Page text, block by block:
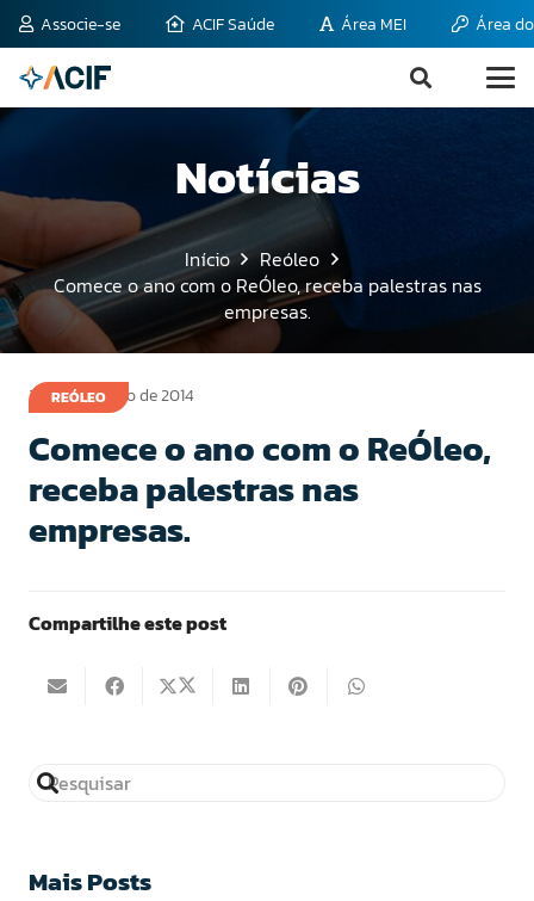
Associe-se ACIF Saúde Área MEI Área
Notícias
Início
Reóleo
Comece o ano com o ReÓleo, receba palestras nas
empresas.
REÓLEO
28 de fevereiro de 2014
Comece o ano com o ReÓleo,
receba palestras nas
empresas.
Compartilhe este post
Mais Posts